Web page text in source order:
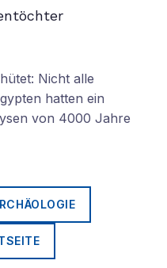
Nicht alle
hatten ein
von 4000 Jahre